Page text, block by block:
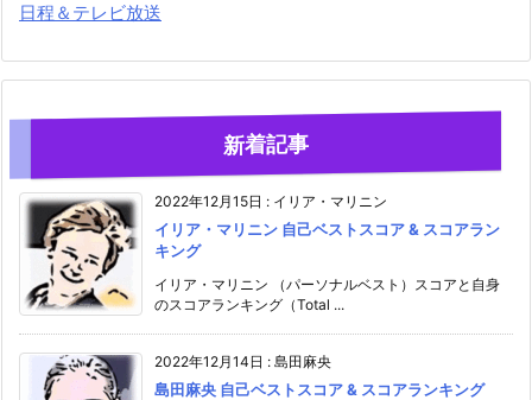
日程＆テレビ放送
新着記事
2022年12月15日 : イリア・マリニン
イリア・マリニン 自己ベストスコア & スコアラン
キング
イリア・マリニン （パーソナルベスト）スコアと自身
のスコアランキング（Total ...
2022年12月14日 : 島田麻央
島田麻央 自己ベストスコア & スコアランキング